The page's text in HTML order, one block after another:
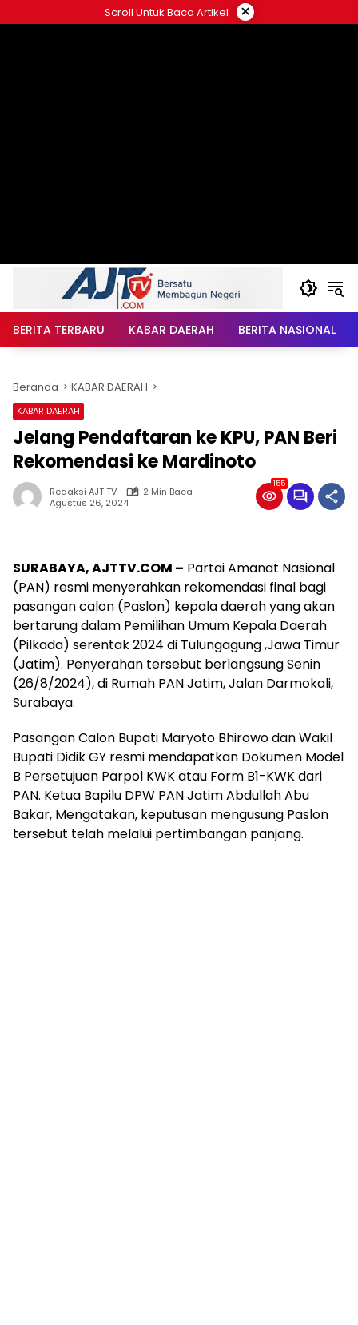
ke
Scroll Untuk Baca Artikel ×
BERITA TERBARU KABAR DAERAH BERITA NASIONAL
Beranda KABAR DAERAH
KABAR DAERAH
Jelang Pendaftaran ke KPU, PAN Beri
Rekomendasi ke Mardinoto
Redaksi AJT TV
2 Min Baca
Agustus 26, 2024
155
SURABAYA,AJTTV.COM – Partai Amanat Nasional
(PAN) resmi menyerahkan rekomendasi final bagi
pasangan calon (Paslon) kepala daerah yang akan
bertarung dalam Pemilihan Umum Kepala Daerah
(Pilkada) serentak 2024 di Tulungagung ,Jawa Timur
(Jatim). Penyerahan tersebut berlangsung Senin
(26/8/2024), di Rumah PAN Jatim, Jalan Darmokali,
Surabaya.
Pasangan Calon Bupati Maryoto Bhirowo dan Wakil
Bupati Didik GY resmi mendapatkan Dokumen Model
B Persetujuan Parpol KWK atau Form B1-KWK dari
PAN. Ketua Bapilu DPW PAN Jatim Abdullah Abu
Bakar, Mengatakan, keputusan mengusung Paslon
tersebut telah melalui pertimbangan panjang.